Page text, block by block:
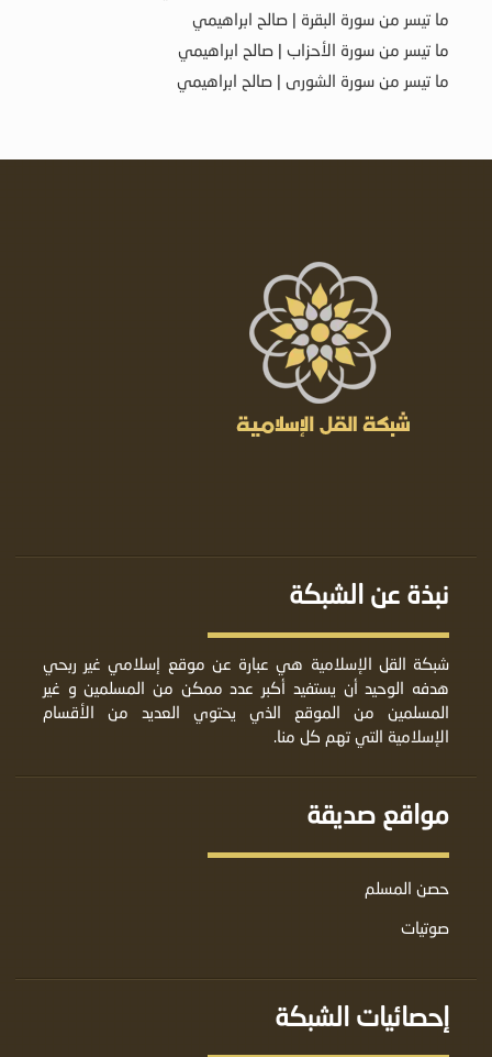
ما تيسر من سورة البقرة | صالح ابراهيمي
ما تيسر من سورة الأحزاب | صالح ابراهيمي
ما تيسر من سورة الشورى | صالح ابراهيمي
نبذة عن الشبكة
شبكة القل الإسلامية هي عبارة عن موقع إسلامي غير ربحي
هدفه الوحيد أن يستفيد أكبر عدد ممكن من المسلمين و غير
المسلمين من الموقع الذي يحتوي العديد من الأقسام
الإسلامية التي تهم كل منا.
مواقع صديقة
حصن المسلم
صوتيات
إحصائيات الشبكة